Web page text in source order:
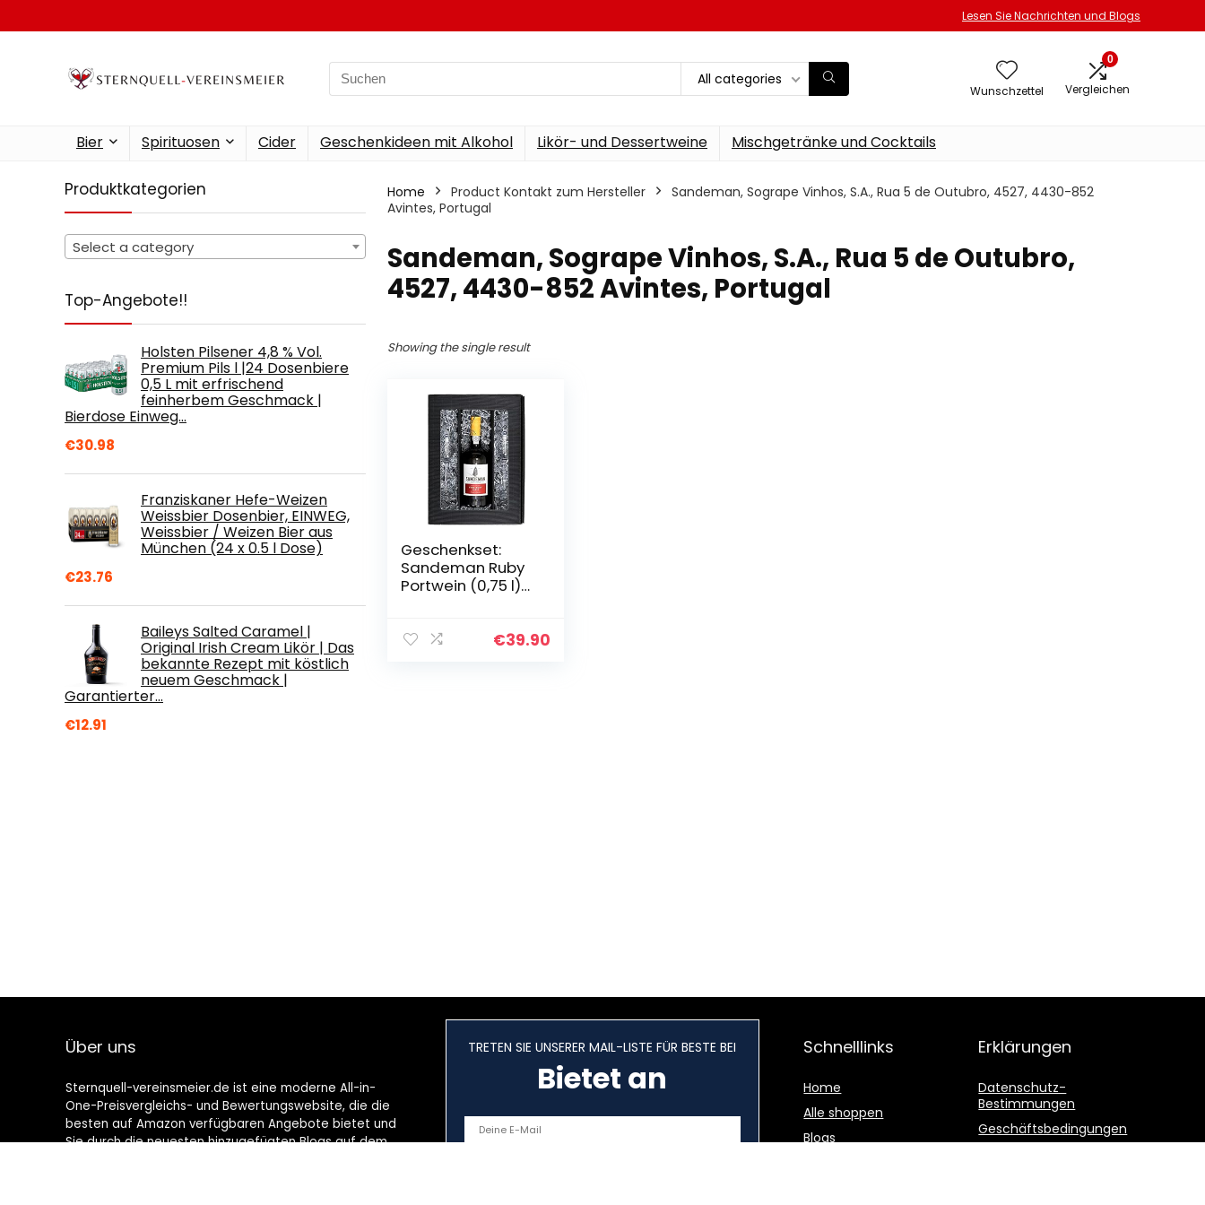
Lesen Sie Nachrichten und Blogs
Search
for:
All categories
Wunschzettel
0
Vergleichen
Bier Spirituosen Cider Geschenkideen mit Alkohol Likör- und Dessertweine Mischgetränke und Cocktails
Produktkategorien
Select a category
Top-Angebote!!
Holsten Pilsener 4,8 % Vol.
Premium Pils l |24 Dosenbiere
0,5 L mit erfrischend
feinherbem Geschmack |
Bierdose Einweg…
€30.98
Franziskaner Hefe-Weizen
Weissbier Dosenbier, EINWEG,
Weissbier / Weizen Bier aus
München (24 x 0.5 l Dose)
€23.76
Baileys Salted Caramel |
Original Irish Cream Likör | Das
bekannte Rezept mit köstlich
neuem Geschmack |
Garantierter…
€12.91
Home Product Kontakt zum Hersteller
‎Sandeman, Sogrape Vinhos, S.A., Rua 5 de Outubro, 4527, 4430-852
Avintes, Portugal
‎Sandeman, Sogrape Vinhos, S.A., Rua 5 de Outubro,
4527, 4430-852 Avintes, Portugal
Showing the single result
Geschenkset:
Sandeman Ruby
Portwein (0,75 l)
€39.90
Über uns
Sternquell-vereinsmeier.de ist eine moderne All-in-
One-Preisvergleichs- und Bewertungswebsite, die die
besten auf Amazon verfügbaren Angebote bietet und
Sie durch die neuesten hinzugefügten Blogs auf dem
TRETEN SIE UNSERER MAIL-LISTE FÜR BESTE BEI
Bietet an
Schnelllinks
Home
Alle shoppen
Blogs
Erklärungen
Datenschutz-
Bestimmungen
Geschäftsbedingungen